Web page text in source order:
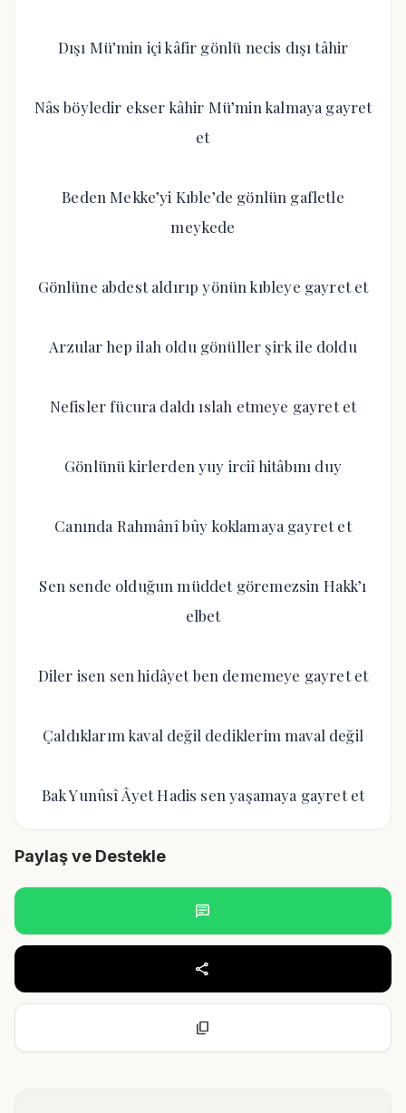
Dışı Mü’min içi kâfir gönlü necis dışı tâhir
Nâs böyledir ekser kâhir Mü’min kalmaya gayret
et
Beden Mekke’yi Kıble’de gönlün gafletle
meykede
Gönlüne abdest aldırıp yönün kıbleye gayret et
Arzular hep ilah oldu gönüller şirk ile doldu
Nefisler fücura daldı ıslah etmeye gayret et
Gönlünü kirlerden yuy irciî hitâbını duy
Canında Rahmânî bûy koklamaya gayret et
Sen sende olduğun müddet göremezsin Hakk’ı
elbet
Diler isen sen hidâyet ben dememeye gayret et
Çaldıklarım kaval değil dediklerim maval değil
Bak Yunûsî Âyet Hadis sen yaşamaya gayret et
Paylaş ve Destekle
chat
share
content_copy